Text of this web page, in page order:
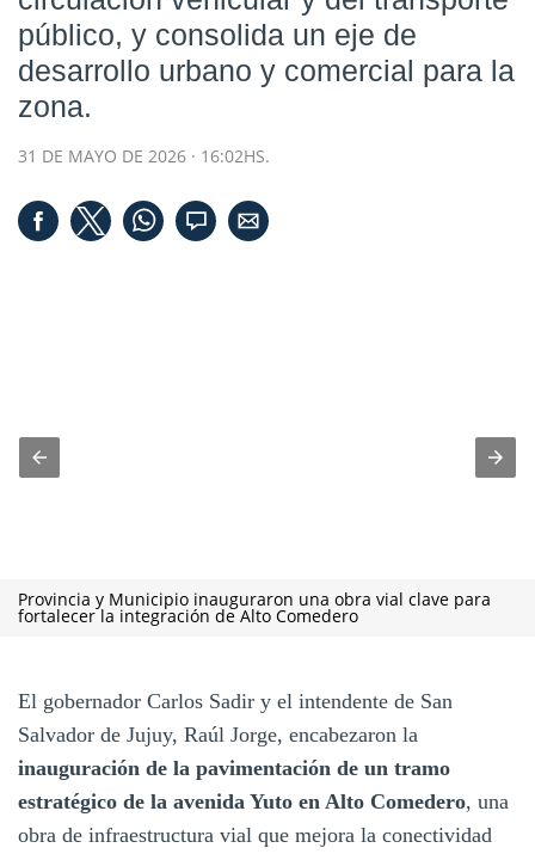
público, y consolida un eje de
desarrollo urbano y comercial para la
zona.
31 DE MAYO DE 2026 · 16:02HS.
Provincia y Municipio inauguraron una obra vial clave para
fortalecer la integración de Alto Comedero
El gobernador Carlos Sadir y el intendente de San
Salvador de Jujuy, Raúl Jorge, encabezaron la
inauguración de la pavimentación de un tramo
estratégico de la avenida Yuto en Alto Comedero, una
obra de infraestructura vial que mejora la conectividad